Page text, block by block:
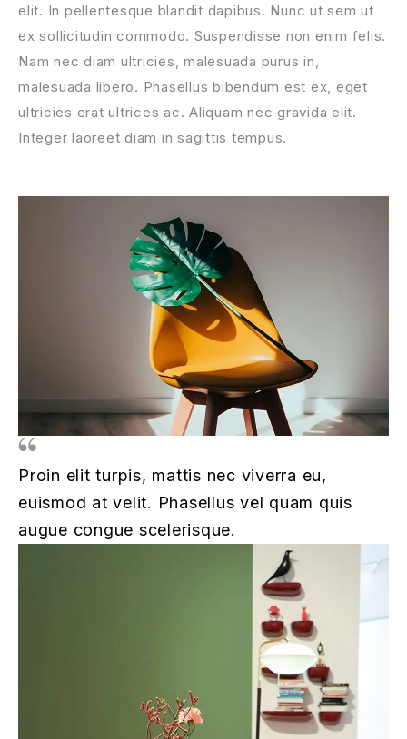
elit. In pellentesque blandit dapibus. Nunc ut sem ut
ex sollicitudin commodo. Suspendisse non enim felis.
Nam nec diam ultricies, malesuada purus in,
malesuada libero. Phasellus bibendum est ex, eget
ultricies erat ultrices ac. Aliquam nec gravida elit.
Integer laoreet diam in sagittis tempus.
Proin elit turpis, mattis nec viverra eu,
euismod at velit. Phasellus vel quam quis
augue congue scelerisque.